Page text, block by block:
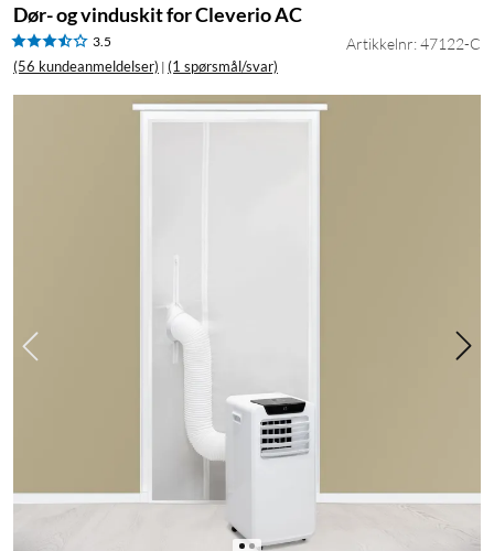
Dør- og vinduskit for Cleverio AC
3.5
(56 kundeanmeldelser) | (1 spørsmål/svar)
Artikkelnr: 47122-C